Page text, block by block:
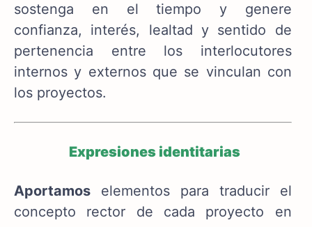
sostenga en el tiempo y genere
confianza, interés, lealtad y sentido de
pertenencia entre los interlocutores
internos y externos que se vinculan con
los proyectos.
Expresiones identitarias
Aportamos elementos para traducir el
concepto rector de cada proyecto en